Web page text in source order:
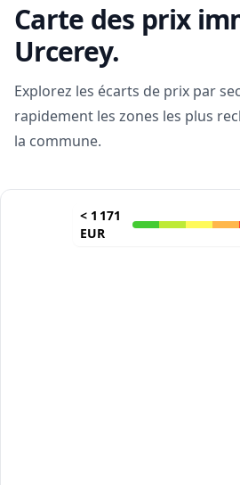
Carte des prix
Urcerey.
Explorez les écarts de prix par
rapidement les zones les plus
la commune.
< 1 171
EUR